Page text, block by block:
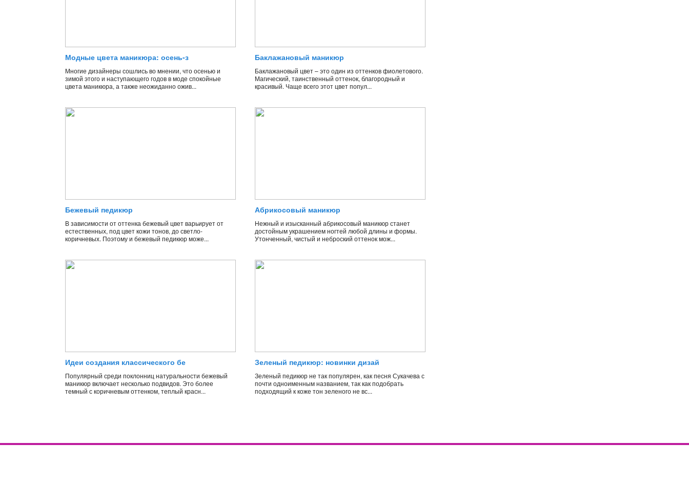
Модные цвета маникюра: осень-з
Многие дизайнеры сошлись во мнении, что осенью и
зимой этого и наступающего годов в моде спокойные
цвета маникюра, а также неожиданно ожив...
Баклажановый маникюр
Баклажановый цвет – это один из оттенков фиолетового.
Магический, таинственный оттенок, благородный и
красивый. Чаще всего этот цвет попул...
Бежевый педикюр
В зависимости от оттенка бежевый цвет варьирует от
естественных, под цвет кожи тонов, до светло-
коричневых. Поэтому и бежевый педикюр може...
Абрикосовый маникюр
Нежный и изысканный абрикосовый маникюр станет
достойным украшением ногтей любой длины и формы.
Утонченный, чистый и неброский оттенок мож...
Идеи создания классического бе
Популярный среди поклонниц натуральности бежевый
маникюр включает несколько подвидов. Это более
темный с коричневым оттенком, теплый красн...
Зеленый педикюр: новинки дизай
Зеленый педикюр не так популярен, как песня Сукачева с
почти одноименным названием, так как подобрать
подходящий к коже тон зеленого не вс...